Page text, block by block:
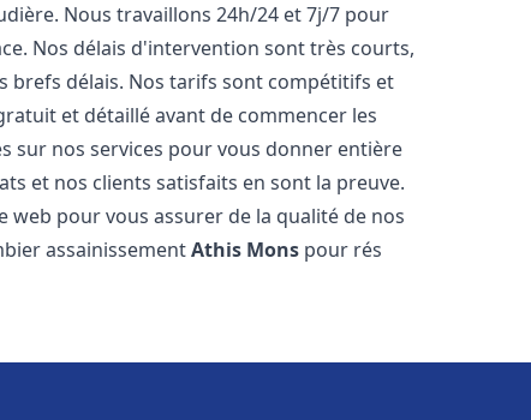
Nous travaillons 24h/24 et 7j/7 pour
Nos délais d'intervention sont très courts,
brefs délais. Nos tarifs sont compétitifs et
et détaillé avant de commencer les
sur nos services pour vous donner entière
et nos clients satisfaits en sont la preuve.
pour vous assurer de la qualité de nos
assainissementAthis Mons pour rés